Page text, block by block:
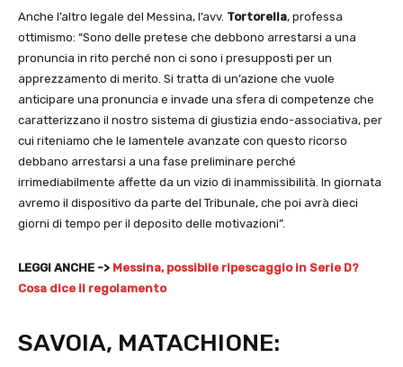
Anche l’altro legale del Messina, l’avv. Tortorella, professa
ottimismo: “Sono delle pretese che debbono arrestarsi a una
pronuncia in rito perché non ci sono i presupposti per un
apprezzamento di merito. Si tratta di un’azione che vuole
anticipare una pronuncia e invade una sfera di competenze che
caratterizzano il nostro sistema di giustizia endo-associativa, per
cui riteniamo che le lamentele avanzate con questo ricorso
debbano arrestarsi a una fase preliminare perché
irrimediabilmente affette da un vizio di inammissibilità. In giornata
avremo il dispositivo da parte del Tribunale, che poi avrà dieci
giorni di tempo per il deposito delle motivazioni”.
LEGGI ANCHE -> Messina, possibile ripescaggio in Serie D?
Cosa dice il regolamento
SAVOIA, MATACHIONE: